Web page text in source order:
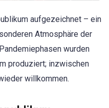
aufgezeichnet – ein
Atmosphäre der
wurden
produziert; inzwischen
willkommen.